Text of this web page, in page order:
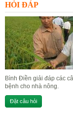
HỎI ĐÁP
Bình Điền giải đáp các
bệnh cho nhà nông.
Đặt câu hỏi